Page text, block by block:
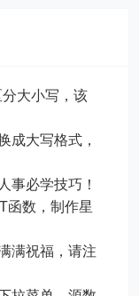
大小写，该
成大写格式，
事必学技巧！
函数，制作星
满祝福，请注